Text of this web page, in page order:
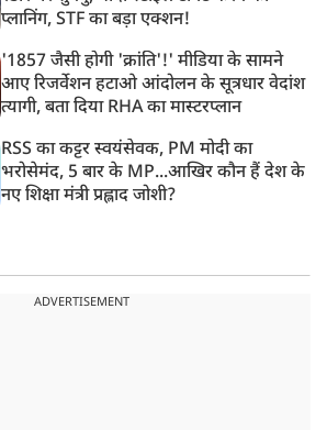
प्लानिंग, STF का बड़ा एक्शन!
'1857 जैसी होगी 'क्रांति'!' मीडिया के सामने
आए रिजर्वेशन हटाओ आंदोलन के सूत्रधार वेदांश
त्यागी, बता दिया RHA का मास्टरप्लान
RSS का कट्टर स्वयंसेवक, PM मोदी का
भरोसेमंद, 5 बार के MP...आखिर कौन हैं देश के
नए शिक्षा मंत्री प्रह्लाद जोशी?
ADVERTISEMENT